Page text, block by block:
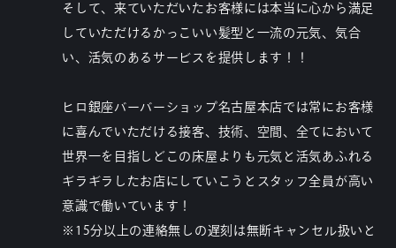
そして、来ていただいたお客様には本当に心から満足
していただけるかっこいい髪型と一流の元気、気合
い、活気のあるサービスを提供します！！
ヒロ銀座バーバーショップ名古屋本店では常にお客様
に喜んでいただける接客、技術、空間、全てにおいて
世界一を目指しどこの床屋よりも元気と活気あふれる
ギラギラしたお店にしていこうとスタッフ全員が高い
意識で働いています！
※15分以上の連絡無しの遅刻は無断キャンセル扱いと